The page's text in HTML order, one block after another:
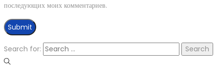
последующих моих комментариев.
Search for: